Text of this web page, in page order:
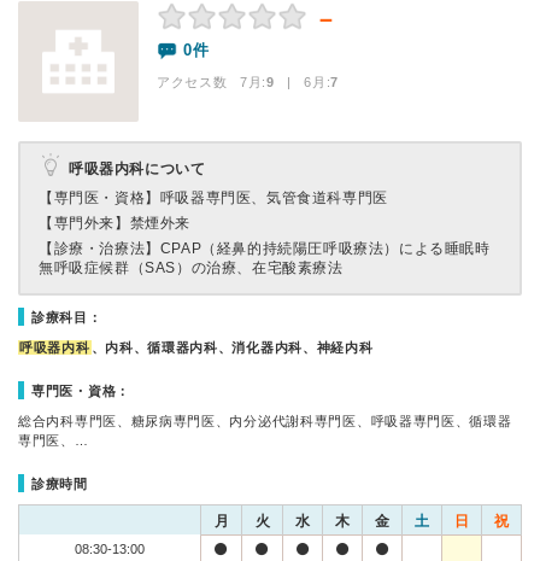
－
0件
アクセス数 7月:9 | 6月:7
呼吸器内科について
【専門医・資格】 呼吸器専門医、気管食道科専門医
【専門外来】 禁煙外来
【診療・治療法】 CPAP（経鼻的持続陽圧呼吸療法）による睡眠時
無呼吸症候群（SAS）の治療、在宅酸素療法
診療科目：
呼吸器内科 、内科、循環器内科、消化器内科、神経内科
専門医・資格：
総合内科専門医、糖尿病専門医、内分泌代謝科専門医、呼吸器専門医、循環器
専門医、…
診療時間
月 火 水 木 金 土 日 祝
08:30-13:00